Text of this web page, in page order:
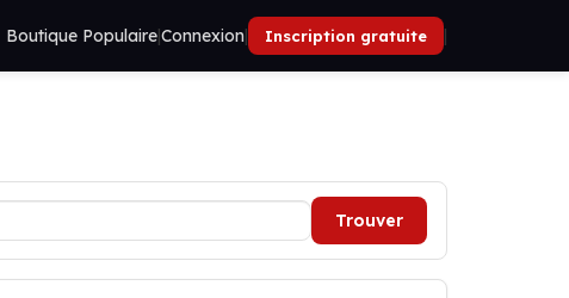
Boutique Populaire|Connexion| Inscription gratuite |
Trouver